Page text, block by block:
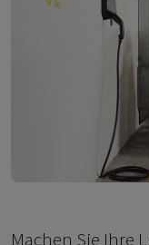
Machen Sie Ihre